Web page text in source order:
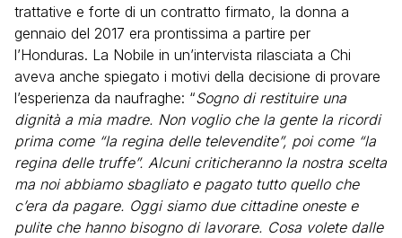
trattative e forte di un contratto firmato, la donna a
gennaio del 2017 era prontissima a partire per
l’Honduras. La Nobile in un’intervista rilasciata a Chi
aveva anche spiegato i motivi della decisione di provare
l’esperienza da naufraghe: “Sogno di restituire una
dignità a mia madre. Non voglio che la gente la ricordi
prima come “la regina delle televendite”, poi come “la
regina delle truffe”. Alcuni criticheranno la nostra scelta
ma noi abbiamo sbagliato e pagato tutto quello che
c’era da pagare. Oggi siamo due cittadine oneste e
pulite che hanno bisogno di lavorare. Cosa volete dalle